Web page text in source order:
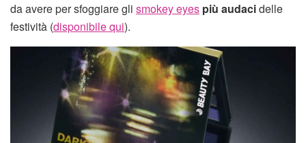
da avere per sfoggiare gli smokey eyes più audacidelle
festività (disponibile qui).